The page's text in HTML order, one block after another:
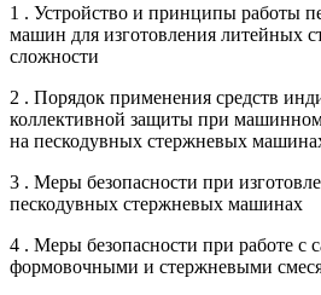
1 . Устройство и принципы работы
машин для изготовления литейных
сложности
2 . Порядок применения средств
коллективной защиты при
на пескодувных стержневых
3 . Меры безопасности при
пескодувных стержневых машинах
4 . Меры безопасности при работе с
формовочными и стержневыми